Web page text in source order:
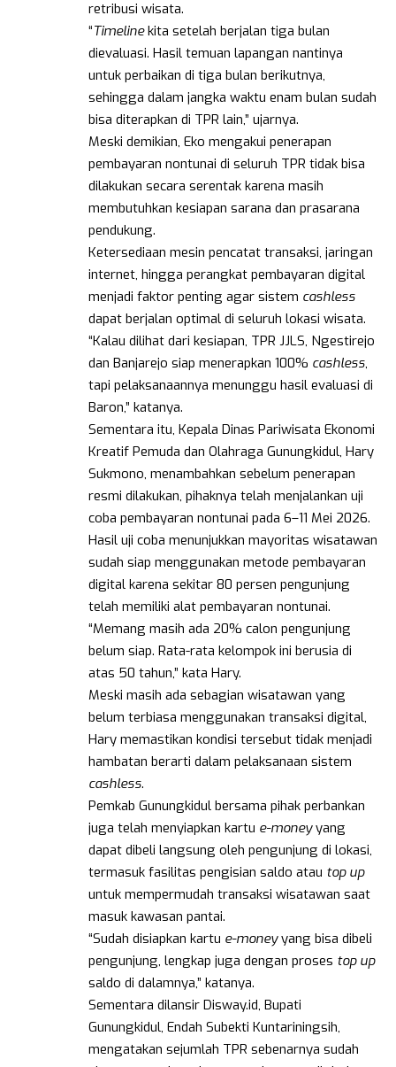
retribusi wisata.
“Timelinekita setelah berjalan tiga bulan
dievaluasi. Hasil temuan lapangan nantinya
untuk perbaikan di tiga bulan berikutnya,
sehingga dalam jangka waktu enam bulan sudah
bisa diterapkan di TPR lain,” ujarnya.
Meski demikian, Eko mengakui penerapan
pembayaran nontunai di seluruh TPR tidak bisa
dilakukan secara serentak karena masih
membutuhkan kesiapan sarana dan prasarana
pendukung.
Ketersediaan mesin pencatat transaksi, jaringan
internet, hingga perangkat pembayaran digital
menjadi faktor penting agar sistem cashless
dapat berjalan optimal di seluruh lokasi wisata.
“Kalau dilihat dari kesiapan, TPR JJLS, Ngestirejo
dan Banjarejo siap menerapkan 100% cashless,
tapi pelaksanaannya menunggu hasil evaluasi di
Baron,” katanya.
Sementara itu, Kepala Dinas Pariwisata Ekonomi
Kreatif Pemuda dan Olahraga Gunungkidul, Hary
Sukmono, menambahkan sebelum penerapan
resmi dilakukan, pihaknya telah menjalankan uji
coba pembayaran nontunai pada 6–11 Mei 2026.
Hasil uji coba menunjukkan mayoritas wisatawan
sudah siap menggunakan metode pembayaran
digital karena sekitar 80 persen pengunjung
telah memiliki alat pembayaran nontunai.
“Memang masih ada 20% calon pengunjung
belum siap. Rata-rata kelompok ini berusia di
atas 50 tahun,” kata Hary.
Meski masih ada sebagian wisatawan yang
belum terbiasa menggunakan transaksi digital,
Hary memastikan kondisi tersebut tidak menjadi
hambatan berarti dalam pelaksanaan sistem
cashless.
Pemkab Gunungkidul bersama pihak perbankan
juga telah menyiapkan kartu e-moneyyang
dapat dibeli langsung oleh pengunjung di lokasi,
termasuk fasilitas pengisian saldo atau top up
untuk mempermudah transaksi wisatawan saat
masuk kawasan pantai.
“Sudah disiapkan kartu e-moneyyang bisa dibeli
pengunjung, lengkap juga dengan proses top up
saldo di dalamnya,” katanya.
Sementara dilansir Disway.id, Bupati
Gunungkidul, Endah Subekti Kuntariningsih,
mengatakan sejumlah TPR sebenarnya sudah